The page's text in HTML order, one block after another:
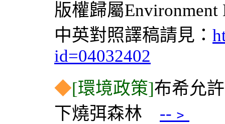
版權歸屬Environment
中英對照譯稿請見：
id=04032402
◆[環境政策]布希允
下燒弭森林
--﹥